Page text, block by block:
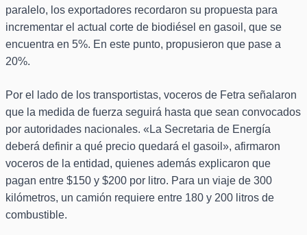
paralelo, los exportadores recordaron su propuesta para
incrementar el actual corte de biodiésel en gasoil, que se
encuentra en 5%. En este punto, propusieron que pase a
20%.
Por el lado de los transportistas, voceros de Fetra señalaron
que la medida de fuerza seguirá hasta que sean convocados
por autoridades nacionales. «La Secretaria de Energía
deberá definir a qué precio quedará el gasoil», afirmaron
voceros de la entidad, quienes además explicaron que
pagan entre $150 y $200 por litro. Para un viaje de 300
kilómetros, un camión requiere entre 180 y 200 litros de
combustible.